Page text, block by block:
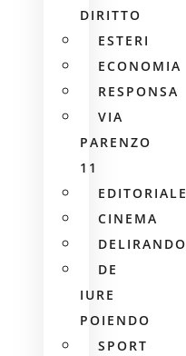
DIRITTO
ESTERI
ECONOMIA
RESPONSA
VIA
PARENZO
11
EDITORIALE
CINEMA
DELIRANDO
DE
IURE
POIENDO
SPORT